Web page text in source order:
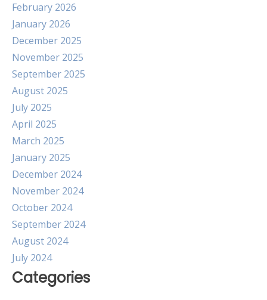
February 2026
January 2026
December 2025
November 2025
September 2025
August 2025
July 2025
April 2025
March 2025
January 2025
December 2024
November 2024
October 2024
September 2024
August 2024
July 2024
Categories